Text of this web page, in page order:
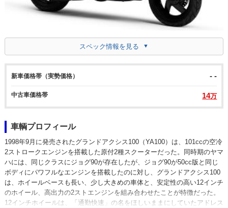
スペック情報を見る
新車価格帯（実勢価格） - -
中古車価格帯 14万
車輌プロフィール
1998年9月に発売されたグランドアクシス100（YA100）は、101ccの空冷
2ストロークエンジンを搭載した原付2種スクーターだった。同時期のヤマ
ハには、同じクラスにジョグ90が存在したが、ジョグ90が50cc版と同じ
ボディにパワフルなエンジンを搭載したのに対し、グランドアクシス100
は、ホイールベースも長い、少し大きめの車体と、安定性の高い12インチ
のホイール、高出力の2ストエンジンを組み合わせたことが特徴だった。
12インチホイールは、「通勤快速」の名をほしいままにしていたアドレス